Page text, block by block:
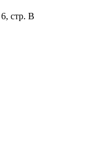
стр. В